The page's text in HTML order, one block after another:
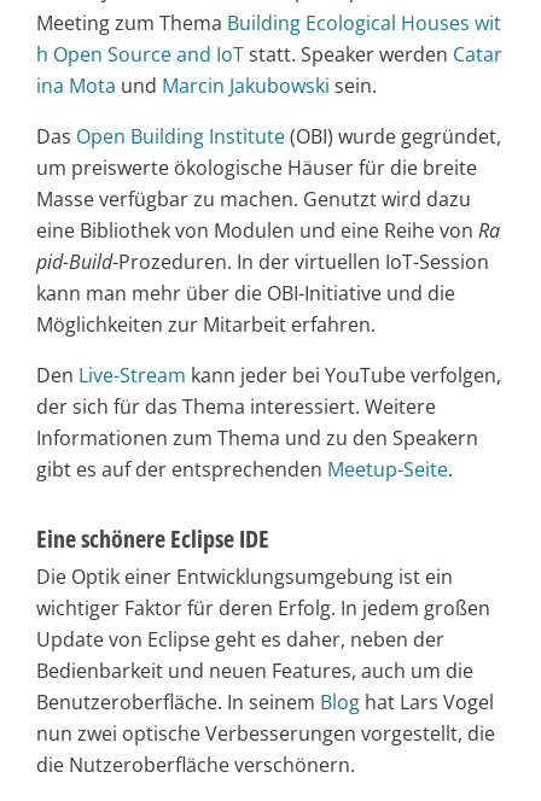
Meeting zum Thema Building Ecological Houses wit
h Open Source and IoTstatt. Speaker werden Catar
ina Mota und Marcin Jakubowski sein.
Das Open Building Institute(OBI) wurde gegründet,
um preiswerte ökologische Häuser für die breite
Masse verfügbar zu machen. Genutzt wird dazu
eine Bibliothek von Modulen und eine Reihe von Ra
pid-Build-Prozeduren. In der virtuellen IoT-Session
kann man mehr über die OBI-Initiative und die
Möglichkeiten zur Mitarbeit erfahren.
Den Live-Stream kann jeder bei YouTube verfolgen,
der sich für das Thema interessiert. Weitere
Informationen zum Thema und zu den Speakern
gibt es auf der entsprechenden Meetup-Seite.
Eine schönere Eclipse IDE
Die Optik einer Entwicklungsumgebung ist ein
wichtiger Faktor für deren Erfolg. In jedem großen
Update von Eclipse geht es daher, neben der
Bedienbarkeit und neuen Features, auch um die
Benutzeroberfläche. In seinem Blog hat Lars Vogel
nun zwei optische Verbesserungen vorgestellt, die
die Nutzeroberfläche verschönern.